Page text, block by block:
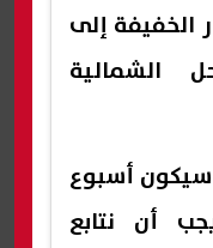
الخفيفة إلى
الشمالية
سيكون أسبوع
أن نتابع